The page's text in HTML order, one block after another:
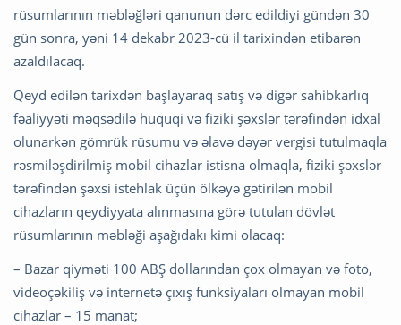
rüsumlarının məbləğləri qanunun dərc edildiyi gündən 30
gün sonra, yəni 14 dekabr 2023-cü il tarixindən etibarən
azaldılacaq.
Qeyd edilən tarixdən başlayaraq satış və digər sahibkarlıq
fəaliyyəti məqsədilə hüquqi və fiziki şəxslər tərəfindən idxal
olunarkən gömrük rüsumu və əlavə dəyər vergisi tutulmaqla
rəsmiləşdirilmiş mobil cihazlar istisna olmaqla, fiziki şəxslər
tərəfindən şəxsi istehlak üçün ölkəyə gətirilən mobil
cihazların qeydiyyata alınmasına görə tutulan dövlət
rüsumlarının məbləği aşağıdakı kimi olacaq:
– Bazar qiyməti 100 ABŞ dollarından çox olmayan və foto,
videoçəkiliş və internetə çıxış funksiyaları olmayan mobil
cihazlar – 15 manat;